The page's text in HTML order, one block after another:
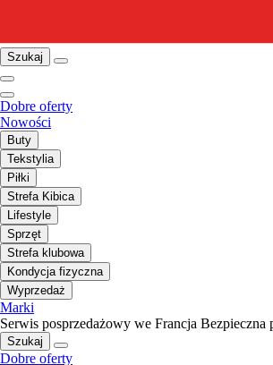
Szukaj
Dobre oferty
Nowości
Buty
Tekstylia
Piłki
Strefa Kibica
Lifestyle
Sprzęt
Strefa klubowa
Kondycja fizyczna
Wyprzedaż
Marki
Serwis posprzedażowy we Francja Bezpieczna
Szukaj
Dobre oferty